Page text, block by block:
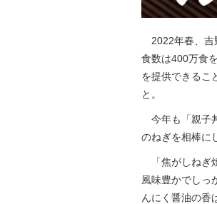
2022年春、吉
食数は400万食
を提供できるこ
と。
今年も「親子
のねぎを相棒に
「焦がしねぎ
風味豊かでしっ
んにく醤油の香